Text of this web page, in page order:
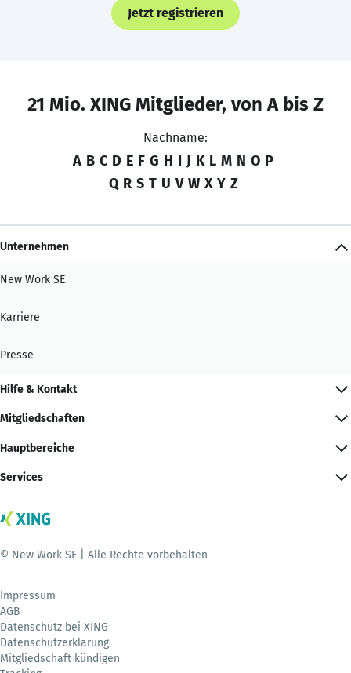
Jetzt registrieren
21 Mio. XING Mitglieder, von A bis Z
Nachname:
A B C D E F G H I J K L M N O P
Q R S T U V W X Y Z
Unternehmen
New Work SE
Karriere
Presse
Hilfe & Kontakt
Mitgliedschaften
Hauptbereiche
Services
© New Work SE | Alle Rechte vorbehalten
Impressum
AGB
Datenschutz bei XING
Datenschutzerklärung
Mitgliedschaft kündigen